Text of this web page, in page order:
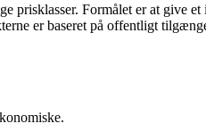
Formålet er at give
er baseret på offentligt